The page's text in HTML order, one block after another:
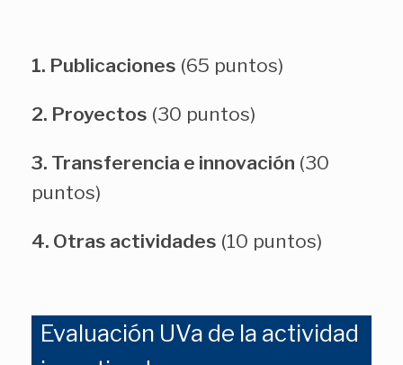
1. Publicaciones (65 puntos)
2. Proyectos (30 puntos)
3. Transferencia e innovación (30
puntos)
4. Otras actividades (10 puntos)
Evaluación UVa de la actividad